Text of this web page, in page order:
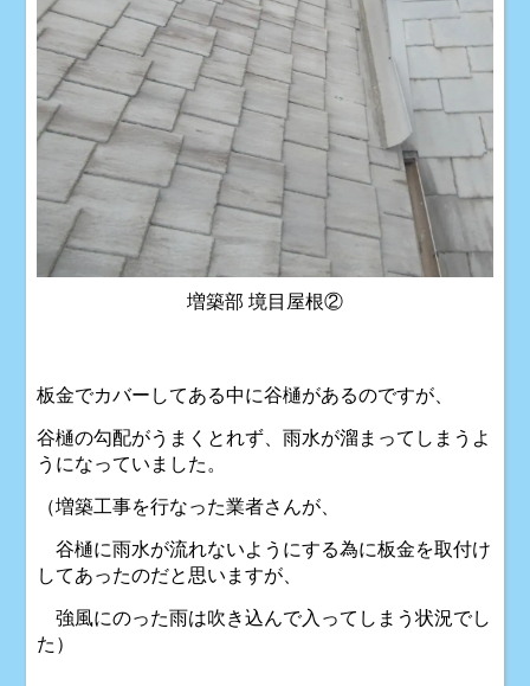
増築部 境目屋根②
板金でカバーしてある中に谷樋があるのですが、
谷樋の勾配がうまくとれず、雨水が溜まってしまうよ
うになっていました。
（増築工事を行なった業者さんが、
谷樋に雨水が流れないようにする為に板金を取付け
してあったのだと思いますが、
強風にのった雨は吹き込んで入ってしまう状況でし
た）